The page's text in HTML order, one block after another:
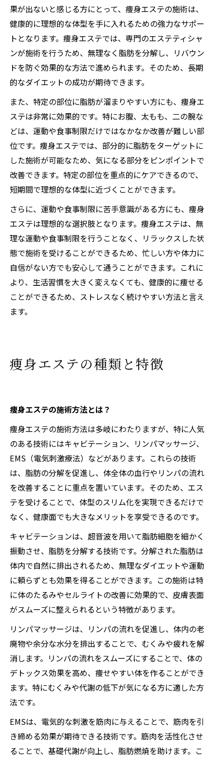
果が出ないと感じる方にとって、痩身エステの施術は、
健康的に理想的な体型を手に入れるための強力なサポー
トとなります。痩身エステでは、専門のエステティシャ
ンが施術を行うため、無理なく脂肪を分解し、リバウン
ドを防ぐ効果的な方法で進められます。そのため、長期
的なダイエットの成功が期待できます。
また、特定の部位に脂肪が溜まりやすい方にも、痩身エ
ステは非常に効果的です。特にお腹、太もも、二の腕な
どは、運動や食事制限だけではなかなか改善が難しい部
位です。痩身エステでは、部分的に脂肪をターゲットに
した施術が可能なため、気になる部分をピンポイントで
改善できます。特定の部位を重点的にケアできるので、
短期間で理想的な体型に近づくことができます。
さらに、運動や食事制限に苦手意識がある方にも、痩身
エステは理想的な選択肢となります。痩身エステは、無
理な運動や食事制限を行うことなく、リラックスした状
態で施術を受けることができるため、忙しい方や体力に
自信がない方でも安心して通うことができます。これに
より、生活習慣を大きく変えなくても、健康的に痩せる
ことができるため、ストレスなく続けやすい方法と言え
ます。
痩身エステの種類と特徴
痩身エステの施術方法とは？
痩身エステの施術方法は多岐にわたりますが、特に人気
のある技術にはキャビテーション、リンパマッサージ、
EMS（電気刺激療法）などがあります。これらの技術
は、脂肪の分解を促進し、体全体の血行やリンパの流れ
を改善することに重点を置いています。そのため、エス
テを受けることで、体型のスリム化を実現できるだけで
なく、健康面でも大きなメリットを享受できるのです。
キャビテーションは、超音波を用いて脂肪細胞を細かく
振動させ、脂肪を分解する技術です。分解された脂肪は
体内で自然に排出されるため、無理なダイエットや運動
に頼らずとも効果を得ることができます。この施術は特
に体のたるみやセルライトの改善に効果的で、皮膚表面
がスムーズに整えられるという特徴があります。
リンパマッサージは、リンパの流れを促進し、体内の老
廃物や余分な水分を排出することで、むくみや疲れを解
消します。リンパの流れをスムーズにすることで、体の
デトックス効果を高め、痩せやすい体を作ることができ
ます。特にむくみや代謝の低下が気になる方に適した方
法です。
EMSは、電気的な刺激を筋肉に与えることで、筋肉を引
き締める効果が期待できる技術です。筋肉を活性化させ
ることで、基礎代謝が向上し、脂肪燃焼を助けます。こ